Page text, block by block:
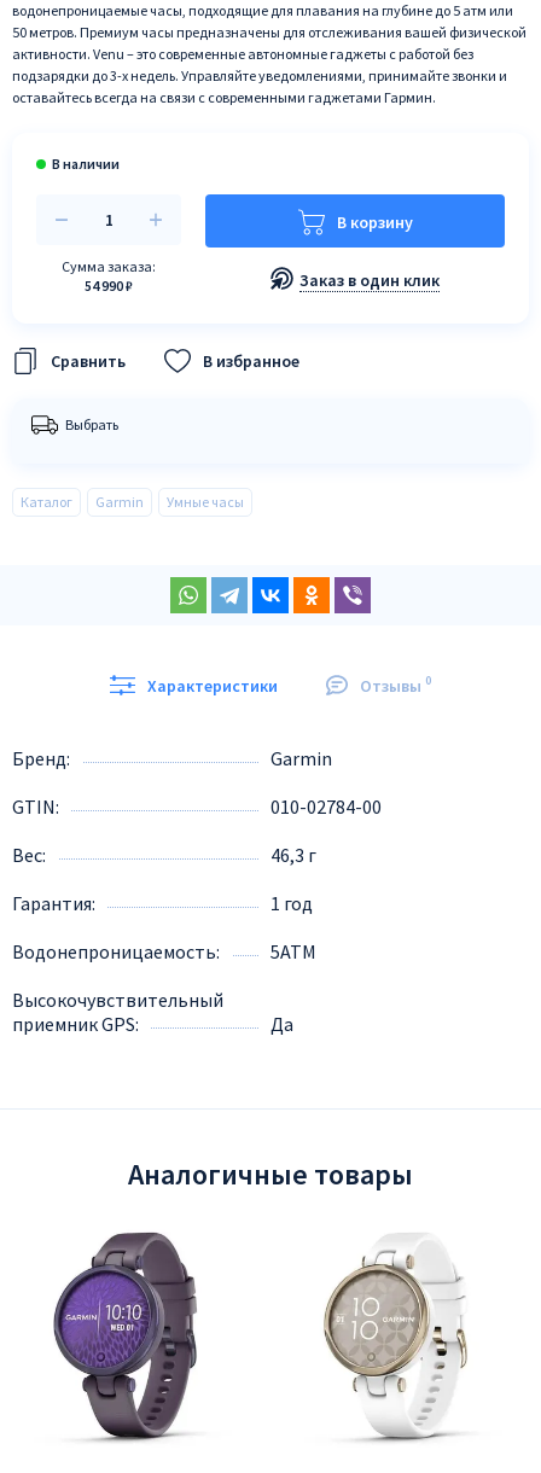
водонепроницаемые часы, подходящие для плавания на глубине до 5 атм или
50 метров. Премиум часы предназначены для отслеживания вашей физической
активности. Venu – это современные автономные гаджеты с работой без
подзарядки до 3-х недель. Управляйте уведомлениями, принимайте звонки и
оставайтесь всегда на связи с современными гаджетами Гармин.
Сумма заказа:
54 990 ₽
В корзину
Заказ в один клик
В избранное
Выбрать
Каталог Garmin Умные часы
Характеристики Отзывы 0
Бренд
Garmin
GTIN
010-02784-00
Вес
46,3 г
Гарантия
1 год
Водонепроницаемость
5ATM
Высокочувствительный
приемник GPS
Да
Аналогичные товары